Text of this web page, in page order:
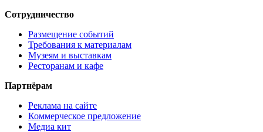
Сотрудничество
Размещение событий
Требования к материалам
Музеям и выставкам
Ресторанам и кафе
Партнёрам
Реклама на сайте
Коммерческое предложение
Медиа кит